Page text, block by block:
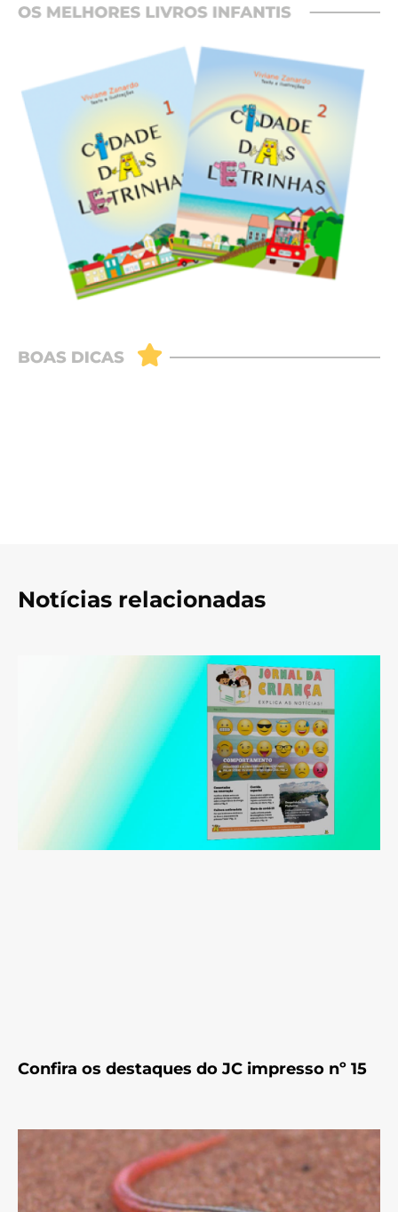
Notícias relacionadas
Confira os destaques do JC impresso nº 15